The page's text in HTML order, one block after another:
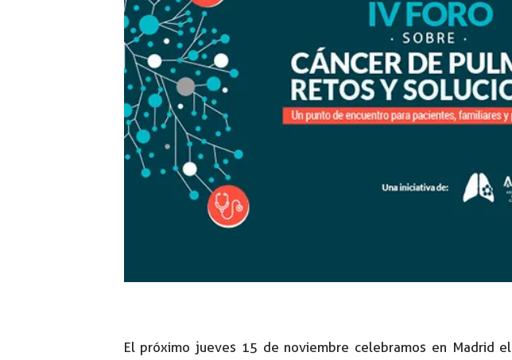
El próximo jueves 15 de noviembre celebramos en Madrid el